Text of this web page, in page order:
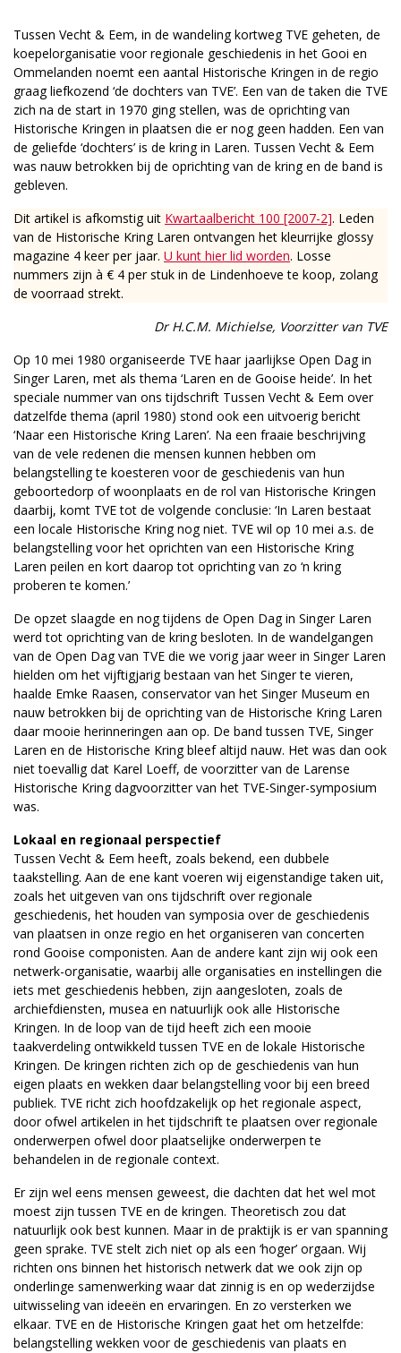
Tussen Vecht & Eem, in de wandeling kortweg TVE geheten, de
koepelorganisatie voor regionale geschiedenis in het Gooi en
Ommelanden noemt een aantal Historische Kringen in de regio
graag liefkozend ‘de dochters van TVE’. Een van de taken die TVE
zich na de start in 1970 ging stellen, was de oprichting van
Historische Kringen in plaatsen die er nog geen hadden. Een van
de geliefde ‘dochters’ is de kring in Laren. Tussen Vecht & Eem
was nauw betrokken bij de oprichting van de kring en de band is
gebleven.
Dit artikel is afkomstig uit Kwartaalbericht 100 [2007-2]. Leden
van de Historische Kring Laren ontvangen het kleurrijke glossy
magazine 4 keer per jaar. U kunt hier lid worden. Losse
nummers zijn à € 4 per stuk in de Lindenhoeve te koop, zolang
de voorraad strekt.
Dr H.C.M. Michielse, Voorzitter van TVE
Op 10 mei 1980 organiseerde TVE haar jaarlijkse Open Dag in
Singer Laren, met als thema ‘Laren en de Gooise heide’. In het
speciale nummer van ons tijdschrift Tussen Vecht & Eem over
datzelfde thema (april 1980) stond ook een uitvoerig bericht
‘Naar een Historische Kring Laren’. Na een fraaie beschrijving
van de vele redenen die mensen kunnen hebben om
belangstelling te koesteren voor de geschiedenis van hun
geboortedorp of woonplaats en de rol van Historische Kringen
daarbij, komt TVE tot de volgende conclusie: ‘In Laren bestaat
een locale Historische Kring nog niet. TVE wil op 10 mei a.s. de
belangstelling voor het oprichten van een Historische Kring
Laren peilen en kort daarop tot oprichting van zo ‘n kring
proberen te komen.’
De opzet slaagde en nog tijdens de Open Dag in Singer Laren
werd tot oprichting van de kring besloten. In de wandelgangen
van de Open Dag van TVE die we vorig jaar weer in Singer Laren
hielden om het vijftigjarig bestaan van het Singer te vieren,
haalde Emke Raasen, conservator van het Singer Museum en
nauw betrokken bij de oprichting van de Historische Kring Laren
daar mooie herinneringen aan op. De band tussen TVE, Singer
Laren en de Historische Kring bleef altijd nauw. Het was dan ook
niet toevallig dat Karel Loeff, de voorzitter van de Larense
Historische Kring dagvoorzitter van het TVE-Singer-symposium
was.
Lokaal en regionaal perspectief
Tussen Vecht & Eem heeft, zoals bekend, een dubbele
taakstelling. Aan de ene kant voeren wij eigenstandige taken uit,
zoals het uitgeven van ons tijdschrift over regionale
geschiedenis, het houden van symposia over de geschiedenis
van plaatsen in onze regio en het organiseren van concerten
rond Gooise componisten. Aan de andere kant zijn wij ook een
netwerk-organisatie, waarbij alle organisaties en instellingen die
iets met geschiedenis hebben, zijn aangesloten, zoals de
archiefdiensten, musea en natuurlijk ook alle Historische
Kringen. In de loop van de tijd heeft zich een mooie
taakverdeling ontwikkeld tussen TVE en de lokale Historische
Kringen. De kringen richten zich op de geschiedenis van hun
eigen plaats en wekken daar belangstelling voor bij een breed
publiek. TVE richt zich hoofdzakelijk op het regionale aspect,
door ofwel artikelen in het tijdschrift te plaatsen over regionale
onderwerpen ofwel door plaatselijke onderwerpen te
behandelen in de regionale context.
Er zijn wel eens mensen geweest, die dachten dat het wel mot
moest zijn tussen TVE en de kringen. Theoretisch zou dat
natuurlijk ook best kunnen. Maar in de praktijk is er van spanning
geen sprake. TVE stelt zich niet op als een ‘hoger’ orgaan. Wij
richten ons binnen het historisch netwerk dat we ook zijn op
onderlinge samenwerking waar dat zinnig is en op wederzijdse
uitwisseling van ideeën en ervaringen. En zo versterken we
elkaar. TVE en de Historische Kringen gaat het om hetzelfde:
belangstelling wekken voor de geschiedenis van plaats en